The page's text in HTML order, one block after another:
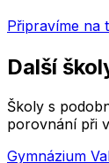
Připravíme na
Další
Školy s
porovnání při
Gymnázium